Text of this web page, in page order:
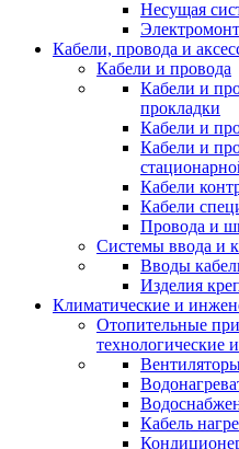
Несущая
Кабели, провода и
Кабели и провода
Кабели и
прокладки
Кабели и
Кабели и
Кабели
Кабели
Провода и
Системы ввода и
Вводы
Изделия
Климатические и
Отопительные
технологические
Кабель